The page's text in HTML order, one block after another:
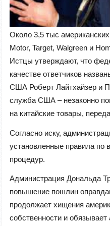
Около 3,5 тыс
Motor, Target, Walgreen и
Истцы утверждают, что
качестве ответчиков
США Роберт Лайтхайзер и
служба США – незаконно
на китайские товары,
Согласно иску,
установленные правила по
процедур.
Администрация Дональда
повышение пошлин
продолжает хищения
собственности и